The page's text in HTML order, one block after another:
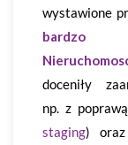
wystawione
bardzo
doceniły
np. z
staging) oraz